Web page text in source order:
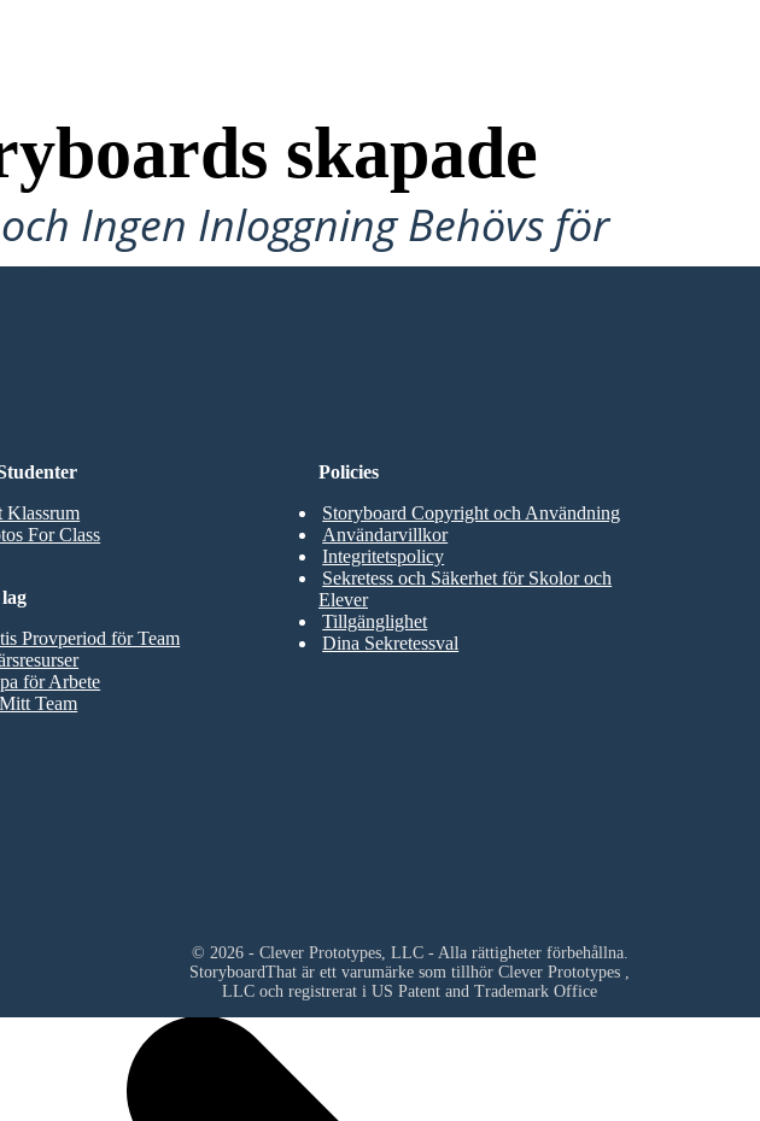
skapade
Ingen Inloggning Behövs för
Klassrum
For Class
Provperiod för Team
för Arbete
Team
Policies
Storyboard Copyright och Användning
Användarvillkor
Integritetspolicy
Sekretess och Säkerhet för Skolor och
Elever
Tillgänglighet
Dina Sekretessval
© 2026 - Clever Prototypes, LLC - Alla rättigheter förbehållna.
StoryboardThat är ett varumärke som tillhör Clever Prototypes ,
LLC och registrerat i US Patent and Trademark Office